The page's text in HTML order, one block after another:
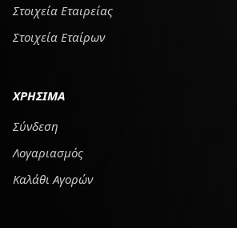
Στοιχεία Εταιρείας
Στοιχεία Εταίρων
ΧΡΗΣΙΜΑ
Σύνδεση
Λογαριασμός
Καλάθι Αγορών